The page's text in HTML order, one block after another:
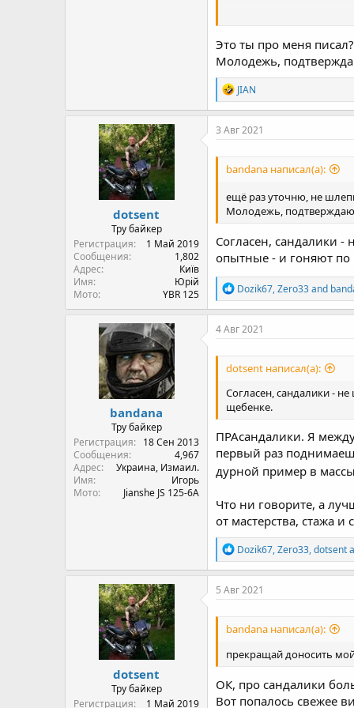
Но ты тут не
Это ты про меня
Молодежь,
R
e
a
c
n
:
JIAN
dotsent
Тру байкер
Регистрация
1 Май 2019
Сообщения
1,802
Адрес
Київ
Имя
Юрій
Мото
YBR 125
3 Авг 2021
bandana написал(а):
ещё раз уточню, не
Молодежь,
Согласен, сандалики -
опытные - и гоняют по
R
e
a
c
o
n
s
:
Dozik67,Zero33and
bandana
Тру байкер
Регистрация
18 Сен 2013
Сообщения
4,967
Адрес
Украина, Измаил.
Имя
Игорь
Мото
Jianshe JS 125-6A
4 Авг 2021
dotsent написал(а):
Согласен, сандалики -
щебенке.
ПРАсандалики. Я
первый раз
дурной пример в
Что ни говорите, а
от мастерства, стажа и
R
e
a
c
n
:
Dozik67,Zero33,dotsent
dotsent
Тру байкер
Регистрация
1 Май 2019
5 Авг 2021
bandana написал(а):
прекращай доносить
ОК, про сандалики
Вот попалось свежее